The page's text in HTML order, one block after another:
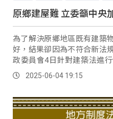
原鄉建屋難 立委籲中央
為了解決原鄉地區既有建築
好，結果卻因為不符合新法
政委員會4日針對建築法進
文，授權縣市政府可針對都
築物，制定簡化管理辦法，
簡化辦法，導致原鄉建築合
加速推動相關流程。
2025-06-04 19:15